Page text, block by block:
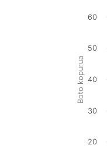
Boto kopurua
20
30
40
50
60